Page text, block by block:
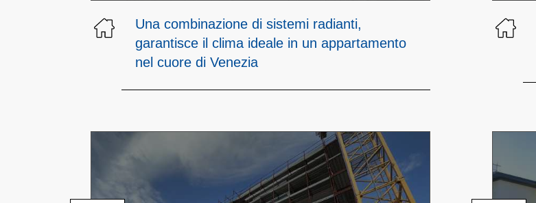
Una combinazione di sistemi radianti,
garantisce il clima ideale in un appartamento
nel cuore di Venezia